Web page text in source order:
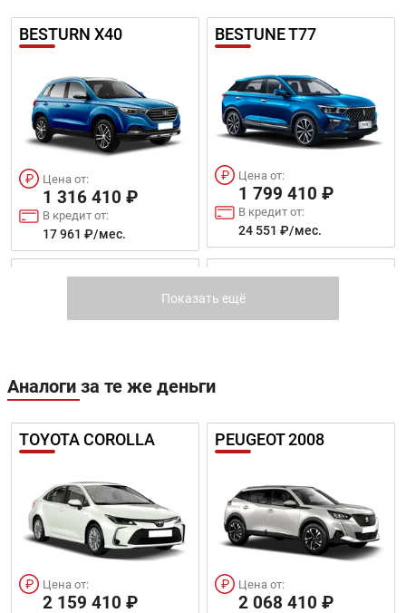
BESTURN X40
Цена от:
1 316 410 ₽
В кредит от:
17 961 ₽/мес.
BESTUNE T77
Цена от:
1 799 410 ₽
В кредит от:
24 551 ₽/мес.
BESTURN X80
Цена от:
1 332 410 ₽
В кредит от:
BESTUNE T55
Цена от:
1 520 410 ₽
В кредит от:
BESTUNE B70 BESTUNE B70 NEW
Показать ещё
Аналоги за те же деньги
TOYOTA COROLLA
Цена от:
2 159 410 ₽
PEUGEOT 2008
Цена от:
2 068 410 ₽